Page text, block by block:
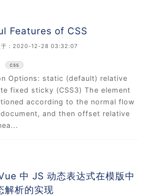
Features of CSS
于：2020-12-28 03:32:07
Views
CSS
Options: static (default) relative
fixed sticky (CSS3) The element
according to the normal flow
and then offset relative
中 JS 动态表达式在模版中
解析的实现